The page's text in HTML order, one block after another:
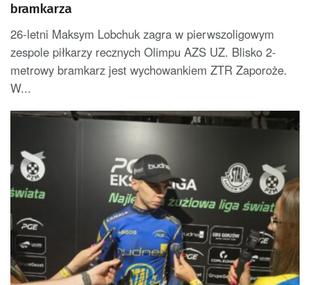
bramkarza
26-letni Maksym Lobchuk zagra w pierwszoligowym
zespole piłkarzy recznych Olimpu AZS UZ. Blisko 2-
metrowy bramkarz jest wychowankiem ZTR Zaporoże.
W...